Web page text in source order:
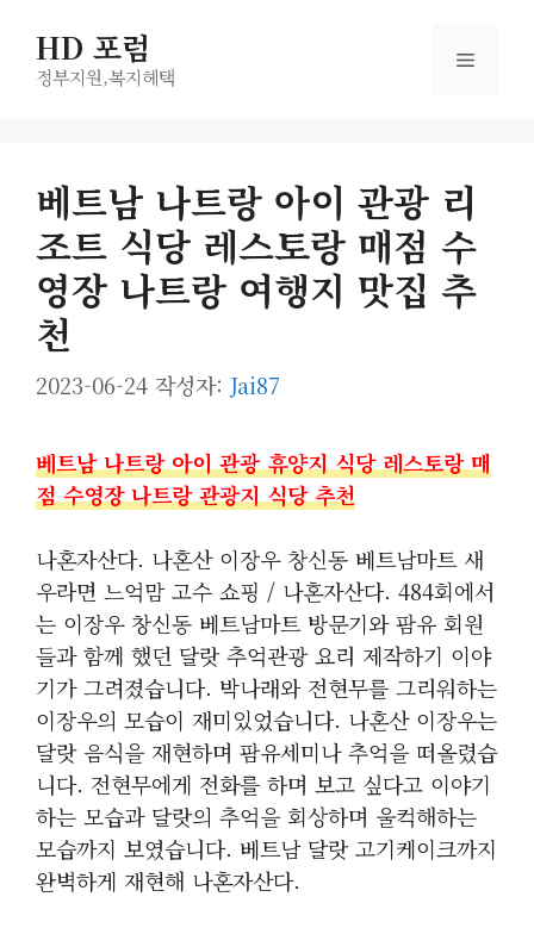
HD 포럼
정부지원,복지헤택
메
베트남 나트랑 아이 관광 리
조트 식당 레스토랑 매점 수
영장 나트랑 여행지 맛집 추
천
2023-06-24 작성자: Jai87
베트남 나트랑 아이 관광 휴양지 식당 레스토랑 매
점 수영장 나트랑 관광지 식당 추천
나혼자산다. 나혼산 이장우 창신동 베트남마트 새
우라면 느억맘 고수 쇼핑 / 나혼자산다. 484회에서
는 이장우 창신동 베트남마트 방문기와 팜유 회원
들과 함께 했던 달랏 추억관광 요리 제작하기 이야
기가 그려졌습니다. 박나래와 전현무를 그리워하는
이장우의 모습이 재미있었습니다. 나혼산 이장우는
달랏 음식을 재현하며 팜유세미나 추억을 떠올렸습
니다. 전현무에게 전화를 하며 보고 싶다고 이야기
하는 모습과 달랏의 추억을 회상하며 울컥해하는
모습까지 보였습니다. 베트남 달랏 고기케이크까지
완벽하게 재현해 나혼자산다.